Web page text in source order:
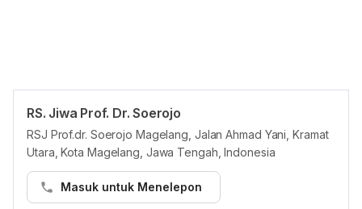
RS. Jiwa Prof. Dr. Soerojo
RSJ Prof.dr. Soerojo Magelang, Jalan Ahmad Yani, Kramat
Utara, Kota Magelang, Jawa Tengah, Indonesia
Masuk untuk Menelepon
Panduan Pasien
Pasien dapat membuat janji temu di RS. Jiwa Prof. Dr. Soerojo di
Langkah 1: